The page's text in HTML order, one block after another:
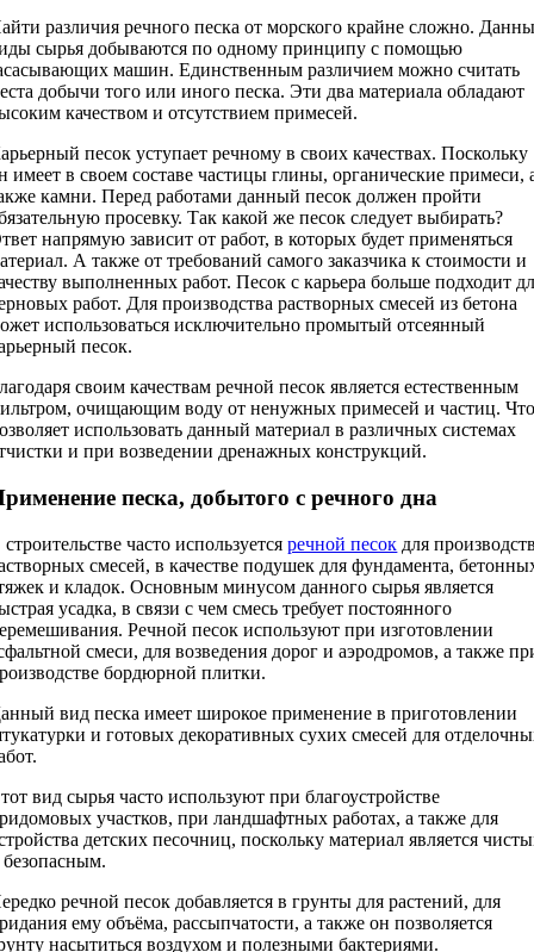
различия речного песка от морского крайне сложно.
сырья добываются по одному принципу с помощью
машин. Единственным различием можно считать
добычи того или иного песка. Эти два материала обладают
качеством и отсутствием примесей.
песок уступает речному в своих качествах. Поскольку
имеет в своем составе частицы глины, органические примеси,
камни. Перед работами данный песок должен пройти
просевку. Так какой же песок следует выбирать?
напрямую зависит от работ, в которых будет применяться
А также от требований самого заказчика к стоимости и
выполненных работ. Песок с карьера больше подходит
работ. Для производства растворных смесей из бетона
использоваться исключительно промытый отсеянный
песок.
своим качествам речной песок является естественным
очищающим воду от ненужных примесей и частиц.
использовать данный материал в различных системах
и при возведении дренажных конструкций.
песка, добытого с речного дна
часто используетсяречной песок для
смесей, в качестве подушек для фундамента,
и кладок. Основным минусом данного сырья является
усадка, в связи с чем смесь требует постоянного
Речной песок используют при изготовлении
смеси, для возведения дорог и аэродромов, а также
бордюрной плитки.
вид песка имеет широкое применение в приготовлении
и готовых декоративных сухих смесей для
вид сырья часто используют при благоустройстве
участков, при ландшафтных работах, а также для
детских песочниц, поскольку материал является
речной песок добавляется в грунты для растений, для
ему объёма, рассыпчатости, а также он позволяется
насытиться воздухом и полезными бактериями.